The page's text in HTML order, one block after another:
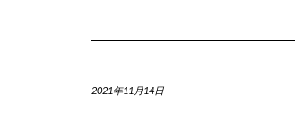
2021年11月14日